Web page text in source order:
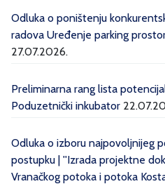
Odluka o poništenju
radova Uređenje parking
27.07.2026.
Preliminarna rang lista
Poduzetnički inkubator
Odluka o izboru najpovoljnijeg
postupku | ''Izrada projektne
Vranačkog potoka i potoka